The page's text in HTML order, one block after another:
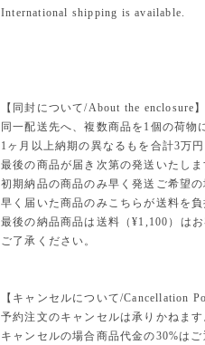
International shipping is available.
【同封について/About the enclosure】
同一配送先へ、複数商品を1個の荷物
1ヶ月以上納期の異なるもを合計3万
最後の商品が届き次第の発送いたしま
初期納品の商品のみ早く発送ご希望の
早く届いた商品のみこちらが送料を負
最後の納品商品は送料（¥1,100）は
ご了承ください。
【キャンセルについて/Cancellation
予約注文のキャンセルは承りかねます
キャンセルの場合商品代金の30%は